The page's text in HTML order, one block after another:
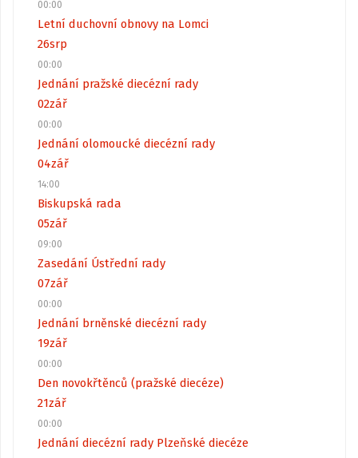
00:00
Letní duchovní obnovy na Lomci
26srp
00:00
Jednání pražské diecézní rady
02zář
00:00
Jednání olomoucké diecézní rady
04zář
14:00
Biskupská rada
05zář
09:00
Zasedání Ústřední rady
07zář
00:00
Jednání brněnské diecézní rady
19zář
00:00
Den novokřtěnců (pražské diecéze)
21zář
00:00
Jednání diecézní rady Plzeňské diecéze